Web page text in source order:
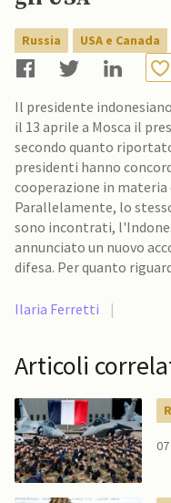
Russia USA e Canada
Il presidente
il 13 aprile a Mosca il
secondo quanto
presidenti hanno
cooperazione in materia
Parallelamente, lo
sono incontrati,
annunciato un nuovo
Ilaria Ferretti |
Articoli